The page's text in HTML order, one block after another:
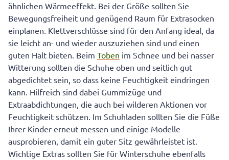
ähnlichen Wärmeeffekt. Bei der Größe sollten Sie
Bewegungsfreiheit und genügend Raum für Extrasocken
einplanen. Klettverschlüsse sind für den Anfang ideal, da
sie leicht an- und wieder auszuziehen sind und einen
guten Halt bieten. Beim Toben im Schnee und bei nasser
Witterung sollten die Schuhe oben und seitlich gut
abgedichtet sein, so dass keine Feuchtigkeit eindringen
kann. Hilfreich sind dabei Gummizüge und
Extraabdichtungen, die auch bei wilderen Aktionen vor
Feuchtigkeit schützen. Im Schuhladen sollten Sie die Füße
Ihrer Kinder erneut messen und einige Modelle
ausprobieren, damit ein guter Sitz gewährleistet ist.
Wichtige Extras sollten Sie für Winterschuhe ebenfalls